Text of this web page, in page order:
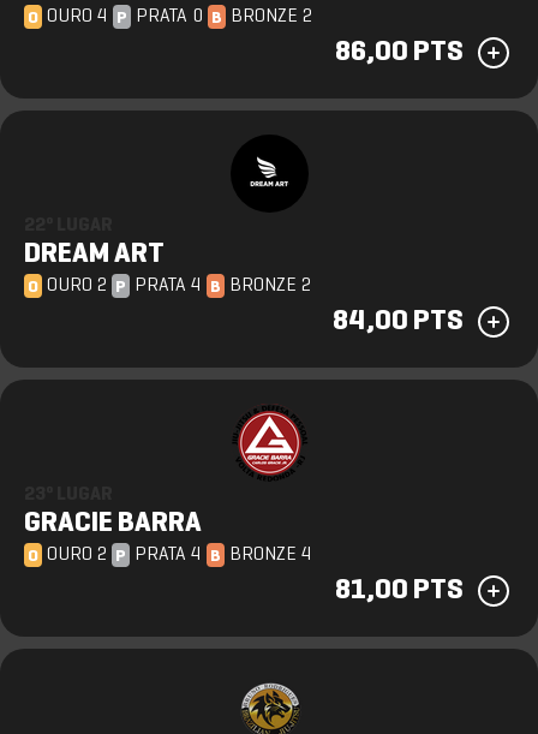
O OURO 4 P PRATA 0 B BRONZE 2
86,00 PTS
DREAM ART
O OURO 2 P PRATA 4 B BRONZE 2
84,00 PTS
GRACIE BARRA
O OURO 2 P PRATA 4 B BRONZE 4
81,00 PTS